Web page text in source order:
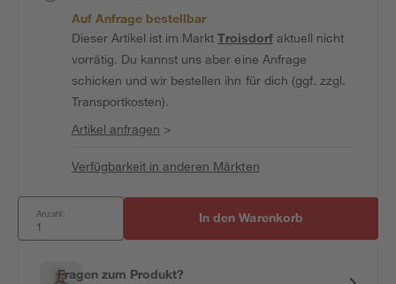
Auf Anfrage bestellbar
Dieser Artikel ist im MarktTroisdorfaktuell nicht
vorrätig. Du kannst uns aber eine Anfrage
schicken und wir bestellen ihn für dich (ggf. zzgl.
Transportkosten).
Artikel anfragen >
Verfügbarkeit in anderen Märkten
Anzahl: In den Warenkorb
Fragen zum Produkt?